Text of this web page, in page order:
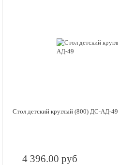
Стол детский круглый (800) ДС-АД-49
4 396.00 руб